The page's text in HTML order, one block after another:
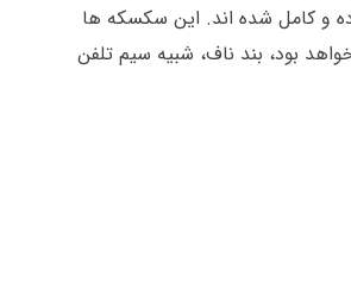
و کامل شده اند. این سکسکه ها
شکم شما می شود. بندناف جنین بین ۳۰ تا ۹۸ سانتی متر طول دارد و معمولا حدود ۵۳ سانتی متر خواهد بود، بند ناف، شبیه سیم تلفن